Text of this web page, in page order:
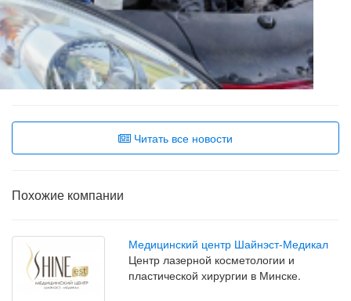
Читать все новости
Похожие компании
Медицинский центр Шайнэст-Медикал
Центр лазерной косметологии и
пластической хирургии в Минске.